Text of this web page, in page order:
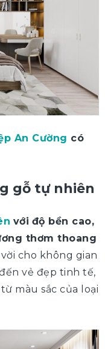
An Cường có
gỗ tự nhiên
với độ bền cao,
thơm thoang
cho không gian
vẻ đẹp tinh tế,
màu sắc của loại